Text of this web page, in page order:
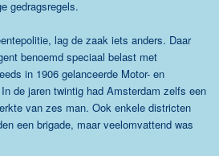
gedragsregels.
lag de zaak iets anders. Daar
benoemd speciaal belast met
in 1906 gelanceerde Motor- en
de jaren twintig had Amsterdam zelfs een
van zes man. Ook enkele districten
een brigade, maar veelomvattend was